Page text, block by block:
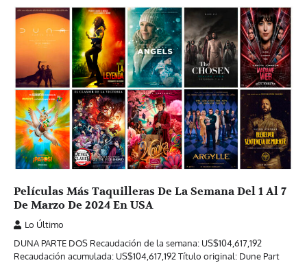
Películas Más Taquilleras De La Semana Del 1 Al 7
De Marzo De 2024 En USA
Lo Último
DUNA PARTE DOS Recaudación de la semana: US$104,617,192
Recaudación acumulada: US$104,617,192 Título original: Dune Part